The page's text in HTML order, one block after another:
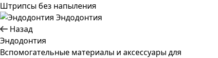
Штрипсы без напыления
Эндодонтия
Назад
Эндодонтия
Вспомогательные материалы и аксессуары для